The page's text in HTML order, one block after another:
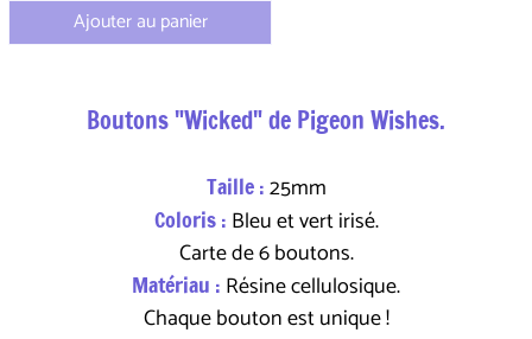
Ajouter au panier
Boutons "Wicked" de Pigeon Wishes.
Taille :25mm
Coloris : Bleu et vert irisé.
Carte de 6 boutons.
Matériau : Résine cellulosique.
Chaque bouton est unique !